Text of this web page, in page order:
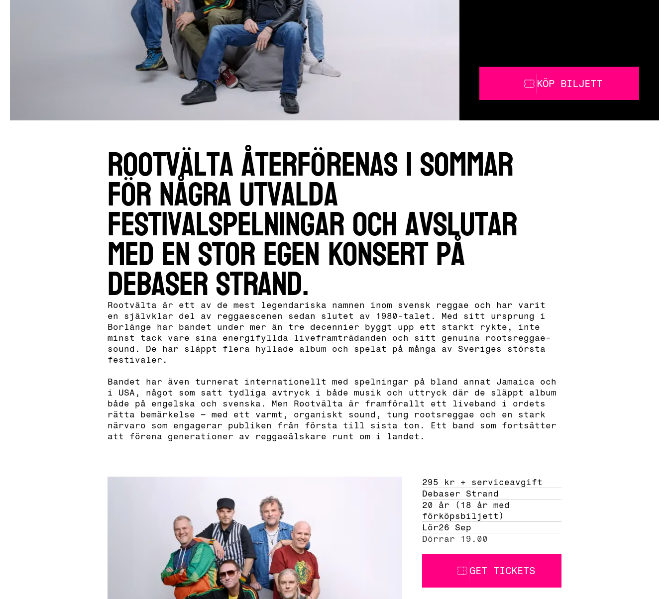
KÖP BILJETT
Rootvälta återförenas i sommar
för några utvalda
festivalspelningar och avslutar
med en stor egen konsert på
Debaser Strand.
Rootvälta är ett av de mest legendariska namnen inom svensk reggae och har varit
en självklar del av reggaescenen sedan slutet av 1980-talet. Med sitt ursprung i
Borlänge har bandet under mer än tre decennier byggt upp ett starkt rykte, inte
minst tack vare sina energifyllda liveframträdanden och sitt genuina rootsreggae-
sound. De har släppt flera hyllade album och spelat på många av Sveriges största
festivaler.
Bandet har även turnerat internationellt med spelningar på bland annat Jamaica och
i USA, något som satt tydliga avtryck i både musik och uttryck där de släppt album
både på engelska och svenska. Men Rootvälta är framförallt ett liveband i ordets
rätta bemärkelse – med ett varmt, organiskt sound, tung rootsreggae och en stark
närvaro som engagerar publiken från första till sista ton. Ett band som fortsätter
att förena generationer av reggaeälskare runt om i landet.
295 kr + serviceavgift
Debaser Strand
20 år (18 år med
förköpsbiljett)
Lör26 Sep
Dörrar 19.00
GET TICKETS